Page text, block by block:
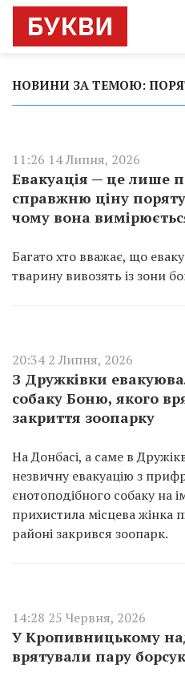
НОВИНИ ЗА ТЕМОЮ:
11:26 14 Липня, 2026
Евакуація — це лише
справжню ціну
чому вона
Багато хто вважає, що
тварину вивозять із зони
20:34 2 Липня, 2026
З Дружківки
собаку Боню, якого
закриття зоопарку
На Донбасі, а саме в
незвичну евакуацію з
єнотоподібного собаку на
прихистила місцева жінка
районі закрився зоопарк.
14:28 25 Червня, 2026
У Кропивницькому
врятували пару